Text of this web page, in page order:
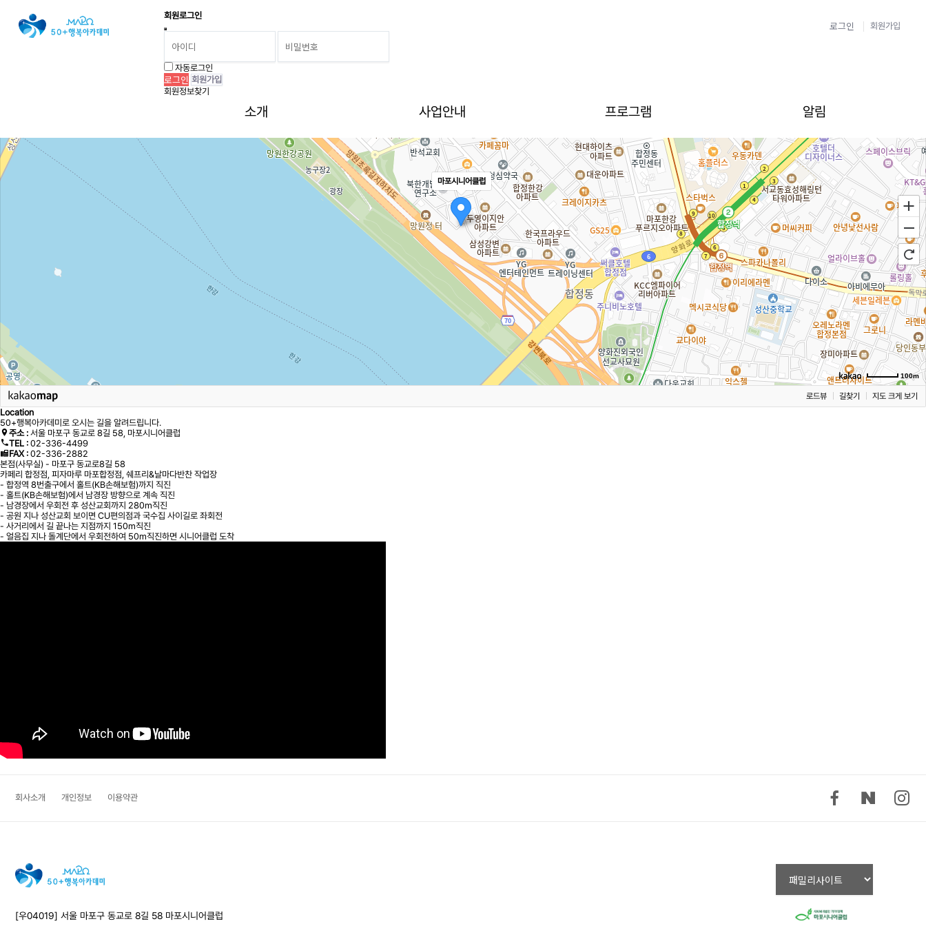
로그인 회원가입
회원로그인
자동로그인
회원가입
회원정보찾기
소개 사업안내 프로그램 알림
마포시니어클럽
100m
로드뷰 길찾기 지도 크게 보기
Location
50+행복아카데미로 오시는 길을 알려드립니다.
주소 : 서울 마포구 동교로 8길 58, 마포시니어클럽
TEL : 02-336-4499
FAX : 02-336-2882
본점(사무실) - 마포구 동교로8길 58
카페리 합정점, 피자마루 마포합정점, 쉐프리&날마다반찬 작업장
- 합정역 8번출구에서 홀트(KB손해보험)까지 직진
- 홀트(KB손해보험)에서 남경장 방향으로 계속 직진
- 남경장에서 우회전 후 성산교회까지 280m직진
- 공원 지나 성산교회 보이면 CU편의점과 국수집 사이길로 좌회전
- 사거리에서 길 끝나는 지점까지 150m직진
- 얼음집 지나 돌계단에서 우회전하여 50m직진하면 시니어클럽 도착
회사소개 개인정보 이용약관
[우04019] 서울 마포구 동교로 8길 58 마포시니어클럽